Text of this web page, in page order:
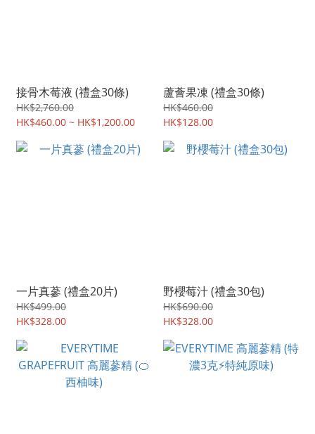
接骨木莓液 (禮盒30條)
HK$2,760.00
HK$460.00 ~ HK$1,200.00
蘆薈果凍 (禮盒30條)
HK$460.00
HK$128.00
一片真蔘 (禮盒20片)
HK$499.00
HK$328.00
野櫻莓汁 (禮盒30包)
HK$690.00
HK$328.00